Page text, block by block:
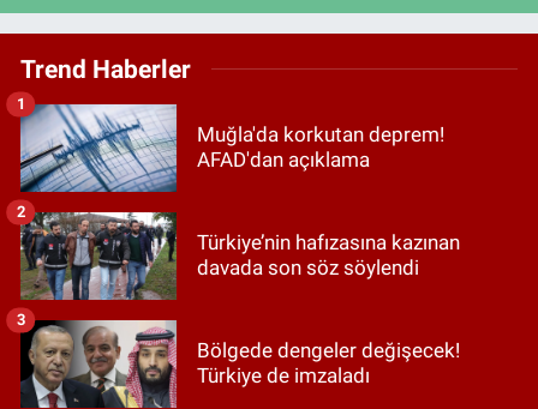
Trend Haberler
Muğla'da korkutan deprem!
AFAD'dan açıklama
1
Türkiye’nin hafızasına kazınan
davada son söz söylendi
2
Bölgede dengeler değişecek!
Türkiye de imzaladı
3